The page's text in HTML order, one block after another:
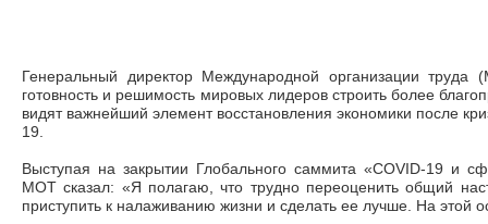
Генеральный директор Международной организации
готовность и решимость мировых лидеров строить более
видят важнейший элемент восстановления экономики после
19.
Выступая на закрытии Глобального саммита «COVID-19 и
МОТ сказал: «Я полагаю, что трудно переоценить общий
приступить к налаживанию жизни и сделать ее лучше. На этой